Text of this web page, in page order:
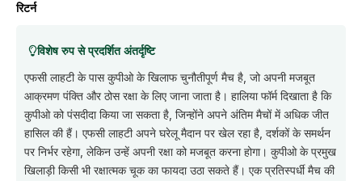
रिटर्न
विशेष रुप से प्रदर्शित अंतर्दृष्टि
एफसी लाहटी के पास कुपीओ के खिलाफ चुनौतीपूर्ण मैच है, जो अपनी मजबूत
आक्रमण पंक्ति और ठोस रक्षा के लिए जाना जाता है। हालिया फॉर्म दिखाता है कि
कुपीओ को पंसदीदा किया जा सकता है, जिन्होंने अपने अंतिम मैचों में अधिक जीत
हासिल की हैं। एफसी लाहटी अपने घरेलू मैदान पर खेल रहा है, दर्शकों के समर्थन
पर निर्भर रहेगा, लेकिन उन्हें अपनी रक्षा को मजबूत करना होगा। कुपीओ के प्रमुख
खिलाड़ी किसी भी रक्षात्मक चूक का फायदा उठा सकते हैं। एक प्रतिस्पर्धी मैच की